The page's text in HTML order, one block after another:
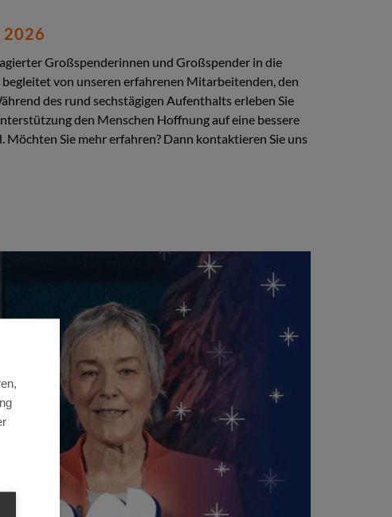
2026
Großspenderinnen und Großspender in die
von unseren erfahrenen Mitarbeitenden, den
des rund sechstägigen Aufenthalts erleben Sie
den Menschen Hoffnung auf eine bessere
Sie mehr erfahren? Dann kontaktieren Sie uns